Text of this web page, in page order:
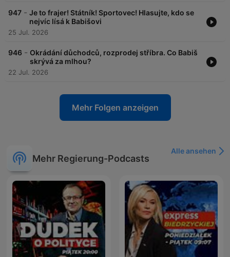
947 - Je to frajer! Státník! Sportovec! Hlasujte, kdo se
nejvíc lísá k Babišovi
25 Jul. 2026
946 - Okrádání důchodců, rozprodej stříbra. Co Babiš
skrývá za mlhou?
22 Jul. 2026
Mehr Folgen anzeigen
Mehr Regierung-Podcasts
Alle ansehen